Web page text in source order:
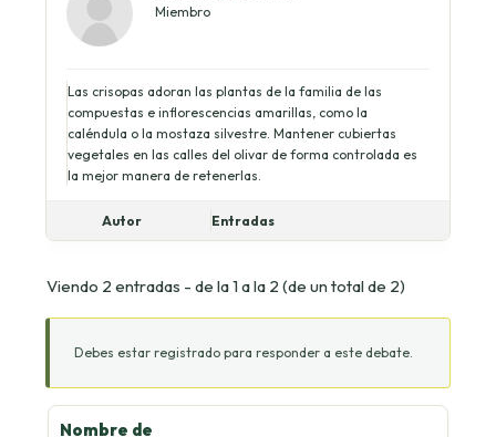
Miembro
Las crisopas adoran las plantas de la familia de las
compuestas e inflorescencias amarillas, como la
caléndula o la mostaza silvestre. Mantener cubiertas
vegetales en las calles del olivar de forma controlada es
la mejor manera de retenerlas.
Autor Entradas
Viendo 2 entradas - de la 1 a la 2 (de un total de 2)
Debes estar registrado para responder a este debate.
Nombre de